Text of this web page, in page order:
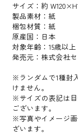
サイズ：約
製品素材：紙
梱包材質：紙
原産国：日本
対象年齢：15歳以上
発売元：株式会社
※ランダムで1種封
けません。
※サイズの表記は
ございます。
※写真やイメージ
ざいます。